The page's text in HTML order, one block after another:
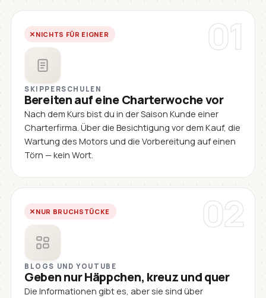
01
NICHTS FÜR EIGNER
SKIPPERSCHULEN
Bereiten auf eine Charterwoche vor
Nach dem Kurs bist du in der Saison Kunde einer
Charterfirma. Über die Besichtigung vor dem Kauf, die
Wartung des Motors und die Vorbereitung auf einen
Törn — kein Wort.
02
NUR BRUCHSTÜCKE
BLOGS UND YOUTUBE
Geben nur Häppchen, kreuz und quer
Die Informationen gibt es, aber sie sind über